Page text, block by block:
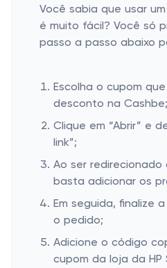
Você sabia que usar
é muito fácil? Você só
passo a passo abaixo
Escolha o cupom
desconto na Cashbe;
Clique em “Abrir” e
link”;
Ao ser redirecionado
basta adicionar os
Em seguida, finalize
o pedido;
Adicione o código
cupom da loja da HP